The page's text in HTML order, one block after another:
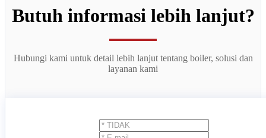
Butuh informasi lebih lanjut?
Hubungi kami untuk detail lebih lanjut tentang boiler, solusi dan
layanan kami